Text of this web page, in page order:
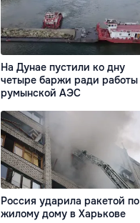
На Дунае пустили ко дну
четыре баржи ради работы
румынской АЭС
Россия ударила ракетой по
жилому дому в Харькове